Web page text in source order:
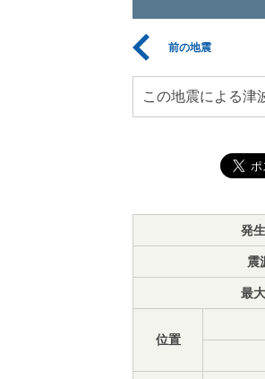
前の地震
この地震による津
発
震
最
位置